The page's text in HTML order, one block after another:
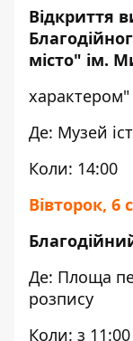
Відкриття
місто" ім.
характером"
Де: Музей
Коли: 14:00
Вівторок, 6
Де: Площа
розпису
Коли: з 11:00